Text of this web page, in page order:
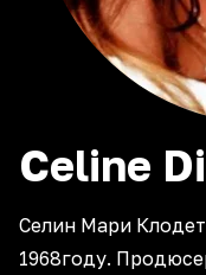
Celine
Селин Мари
1968году.